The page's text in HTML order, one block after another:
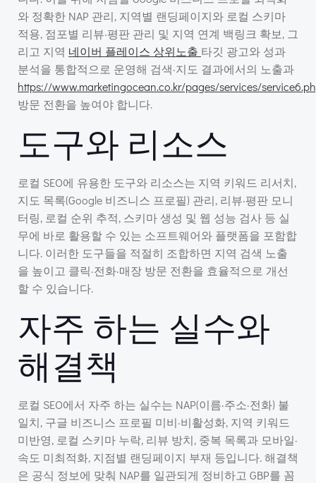
와 정확한 NAP 관리, 지역별 랜딩페이지와 로컬 스키마
적용, 점포별 리뷰·평판 관리 및 지역 연계 백링크 확보, 그
리고 지역 네이버 플레이스 상위노출 타깃 광고와 성과
분석을 통합적으로 운영해 검색·지도 결과에서의 노출과
https://www.marketingocean.co.kr/pages/services/
방문 전환을 높여야 합니다.
도구와 리소스
로컬 SEO에 유용한 도구와 리소스는 지역 키워드 리서치,
지도 목록(Google 비즈니스 프로필) 관리, 리뷰·평판 모니
터링, 로컬 순위 추적, 스키마 생성 및 웹 성능 검사 등 실
무에 바로 활용할 수 있는 소프트웨어와 플랫폼을 포함합
니다. 이러한 도구들을 적절히 조합하면 지역 검색 노출
을 높이고 클릭·전화·매장 방문 전환을 효율적으로 개선
할 수 있습니다.
자주 하는 실수와
해결책
로컬 SEO에서 자주 하는 실수는 NAP(이름·주소·전화) 불
일치, 구글 비즈니스 프로필 미비·비활성화, 지역 키워드
미반영, 로컬 스키마 누락, 리뷰 방치, 중복 목록과 모바일·
속도 미최적화, 지점별 랜딩페이지 부재 등입니다. 해결책
은 공식 정보에 맞춰 NAP를 일관되게 정비하고 GBP를 꼼